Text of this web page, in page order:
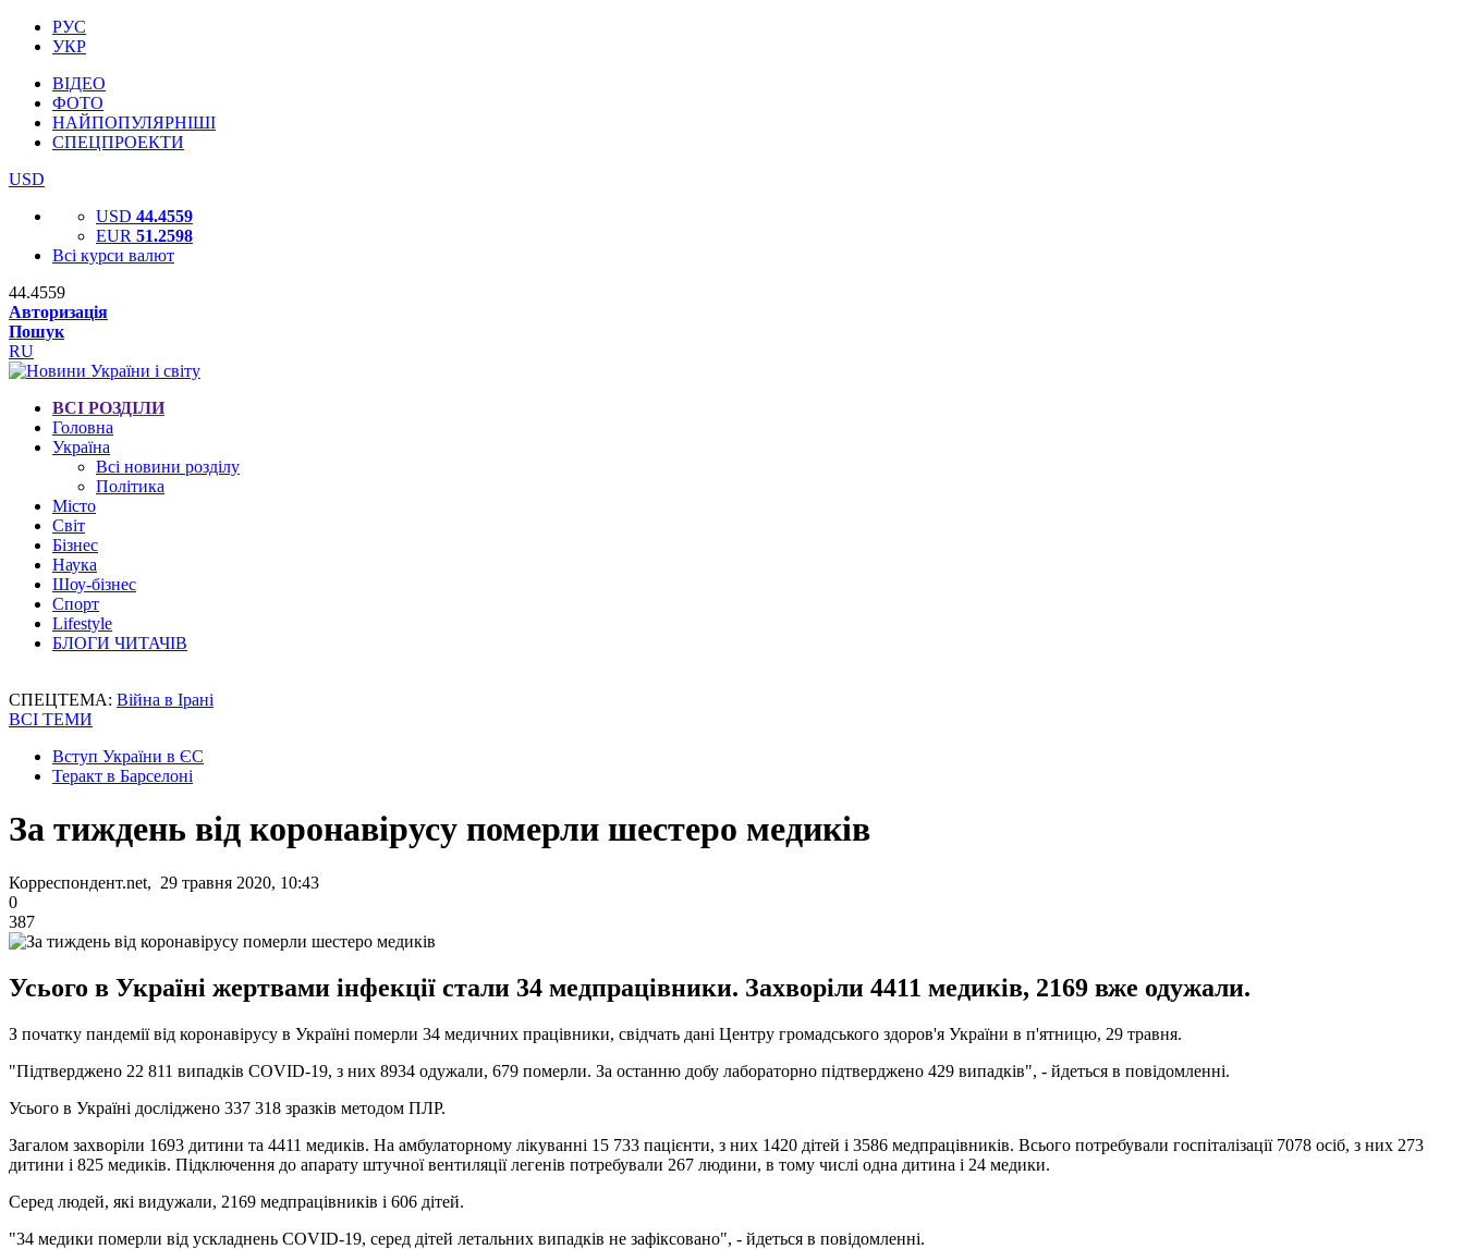
РУС
УКР
ВІДЕО
ФОТО
НАЙПОПУЛЯРНІШІ
СПЕЦПРОЕКТИ
USD
USD 44.4559
EUR 51.2598
Всі курси валют
44.4559
Авторизація
Пошук
RU
ВСІ РОЗДІЛИ
Головна
Україна
Всі новини розділу
Політика
Місто
Світ
Бізнес
Наука
Шоу-бізнес
Спорт
Lifestyle
БЛОГИ ЧИТАЧІВ
СПЕЦТЕМА: Війна в Ірані
ВСІ ТЕМИ
Вступ України в ЄС
Теракт в Барселоні
За тиждень від коронавірусу померли шестеро медиків
Корреспондент.net, 29 травня 2020, 10:43
0
387
Усього в Україні жертвами інфекції стали 34 медпрацівники. Захворіли 4411 медиків, 2169 вже одужали.
З початку пандемії від коронавірусу в Україні померли 34 медичних працівники, свідчать дані Центру громадського здоров'я України в п'ятницю, 29 травня.
"Підтверджено 22 811 випадків COVID-19, з них 8934 одужали, 679 померли. За останню добу лабораторно підтверджено 429 випадків", - йдеться в повідомленні.
Усього в Україні досліджено 337 318 зразків методом ПЛР.
Загалом захворіли 1693 дитини та 4411 медиків. На амбулаторному лікуванні 15 733 пацієнти, з них 1420 дітей і 3586 медпрацівників. Всього потребували госпіталізації 7078 осіб, з них 273
дитини і 825 медиків. Підключення до апарату штучної вентиляції легенів потребували 267 людини, в тому числі одна дитина і 24 медики.
Серед людей, які видужали, 2169 медпрацівників і 606 дітей.
"34 медики померли від ускладнень COVID-19, серед дітей летальних випадків не зафіксовано", - йдеться в повідомленні.